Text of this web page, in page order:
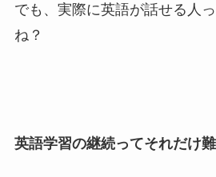
でも、実際に英語が話せる人
ね？
英語学習の継続ってそれだけ